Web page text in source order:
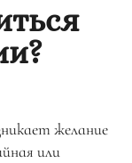
желание
или